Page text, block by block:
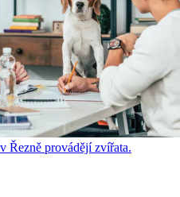
Řezně provádějí zvířata.